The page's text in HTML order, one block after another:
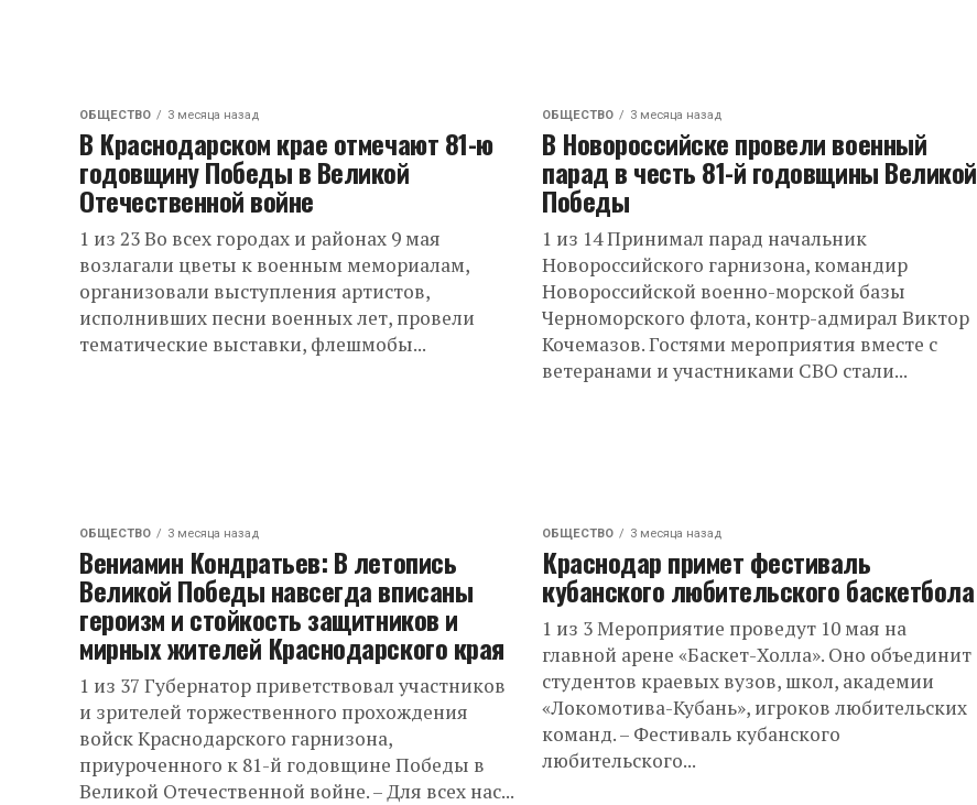
ОБЩЕСТВО 3 месяца назад
В Краснодарском крае отмечают 81-ю
годовщину Победы в Великой
Отечественной войне
1 из 23 Во всех городах и районах 9 мая
возлагали цветы к военным мемориалам,
организовали выступления артистов,
исполнивших песни военных лет, провели
тематические выставки, флешмобы...
ОБЩЕСТВО 3 месяца назад
В Новороссийске провели военный
парад в честь 81-й годовщины Великой
Победы
1 из 14 Принимал парад начальник
Новороссийского гарнизона, командир
Новороссийской военно-морской базы
Черноморского флота, контр-адмирал Виктор
Кочемазов. Гостями мероприятия вместе с
ветеранами и участниками СВО стали...
ОБЩЕСТВО 3 месяца назад
Вениамин Кондратьев: В летопись
Великой Победы навсегда вписаны
героизм и стойкость защитников и
мирных жителей Краснодарского края
1 из 37 Губернатор приветствовал участников
и зрителей торжественного прохождения
войск Краснодарского гарнизона,
приуроченного к 81-й годовщине Победы в
Великой Отечественной войне. – Для всех нас...
ОБЩЕСТВО 3 месяца назад
Краснодар примет фестиваль
кубанского любительского баскетбола
1 из 3 Мероприятие проведут 10 мая на
главной арене «Баскет-Холла». Оно объединит
студентов краевых вузов, школ, академии
«Локомотива-Кубань», игроков любительских
команд. – Фестиваль кубанского
любительского...